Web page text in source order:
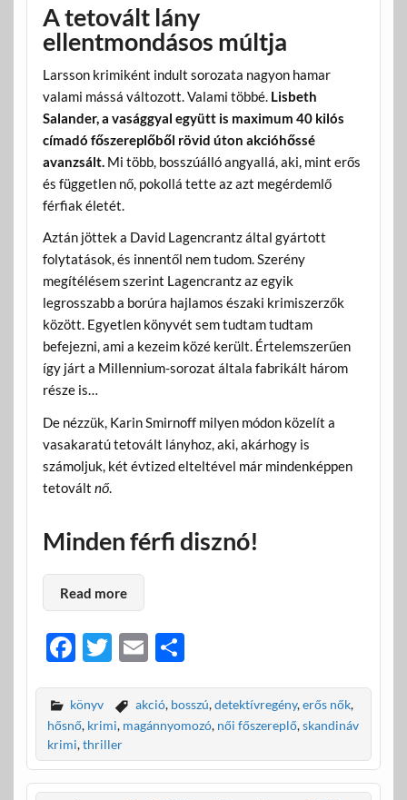
A tetovált lány
ellentmondásos múltja
Larsson krimiként indult sorozata nagyon hamar
valami mássá változott. Valami többé. Lisbeth
Salander, a vasággyal együtt is maximum 40 kilós
címadó főszereplőből rövid úton akcióhőssé
avanzsált. Mi több, bosszúálló angyallá, aki, mint erős
és független nő, pokollá tette az azt megérdemlő
férfiak életét.
Aztán jöttek a David Lagencrantz által gyártott
folytatások, és innentől nem tudom. Szerény
megítélésem szerint Lagencrantz az egyik
legrosszabb a borúra hajlamos északi krimiszerzők
között. Egyetlen könyvét sem tudtam tudtam
befejezni, ami a kezeim közé került. Értelemszerűen
így járt a Millennium-sorozat általa fabrikált három
része is…
De nézzük, Karin Smirnoff milyen módon közelít a
vasakaratú tetovált lányhoz, aki, akárhogy is
számoljuk, két évtized elteltével már mindenképpen
tetovált nő.
Minden férfi disznó!
Read more
F
e
b
o
o
T
itt
er
E
ail
O
za
m
e
g
könyv akció, bosszú,detektívregény,erős nők,
hősnő, krimi, magánnyomozó, női főszereplő,skandináv
krimi,thriller